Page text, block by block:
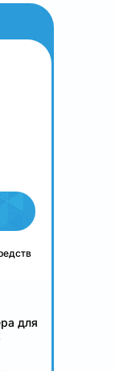
для